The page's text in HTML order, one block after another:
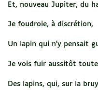
Et, nouveau Jupiter, du
Je foudroie, à discrétion,
Un lapin qui n'y pensait
Je vois fuir aussitôt
Des lapins, qui, sur la